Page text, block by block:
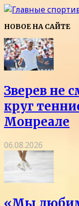
НОВОЕ НА САЙТЕ
Зверев не
круг
Монреале
06.08.2026